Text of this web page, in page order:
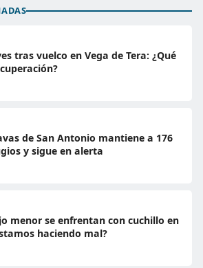
tras vuelco en Vega de Tera: ¿Qué
de San Antonio mantiene a 176
y sigue en alerta
menor se enfrentan con cuchillo en
haciendo mal?